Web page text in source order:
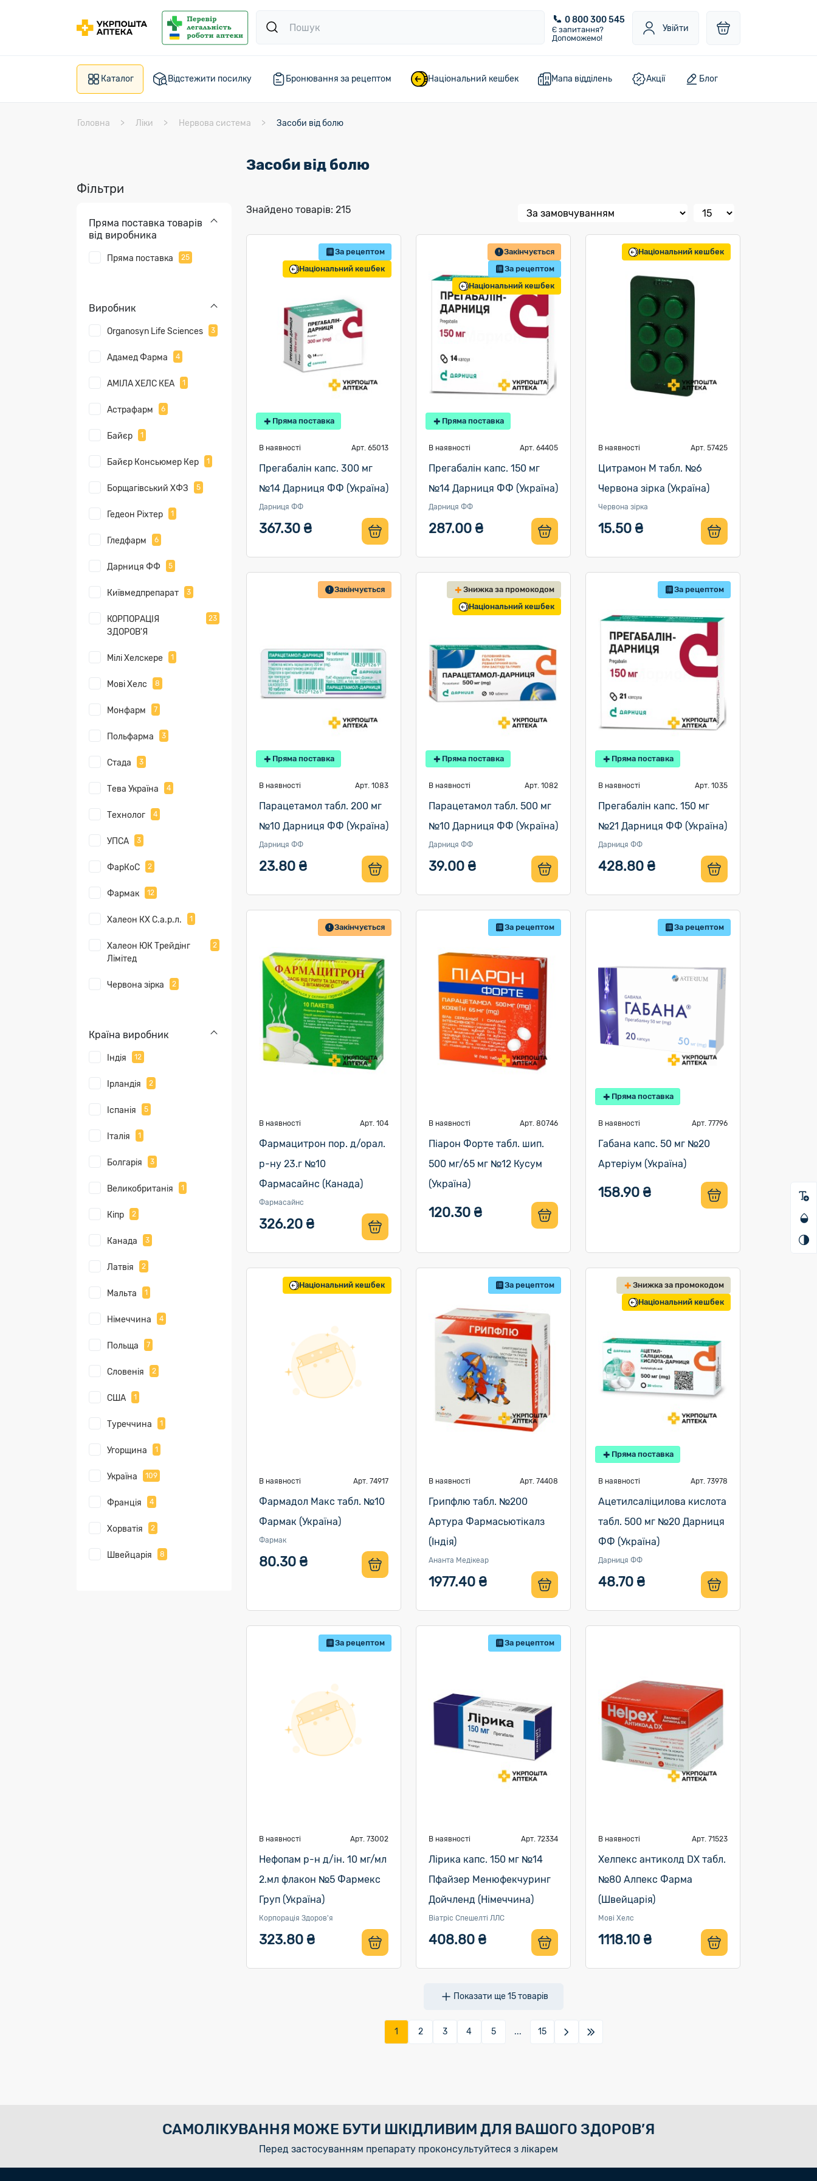
0 800 300 545
Є запитання?
Допоможемо!
Увійти
Каталог Відстежити посилку Бронювання за рецептом Національний кешбек Мапа відділень Акції Блог
Головна Ліки Нервова система Засоби від болю
Фільтри
Пряма поставка товарів
від виробника
Пряма поставка 25
Виробник
Organosyn Life Sciences 3
Адамед Фарма 4
АМІЛА ХЕЛС КЕА 1
Астрафарм 6
Байєр 1
Байєр Консьюмер Кер 1
Борщагівський ХФЗ 5
Гедеон Ріхтер 1
Гледфарм 6
Дарниця ФФ 5
Київмедпрепарат 3
КОРПОРАЦІЯ
ЗДОРОВ'Я
23
Мілі Хелскере 1
Мові Хелс 8
Монфарм 7
Польфарма 3
Стада 3
Тева Україна 4
Технолог 4
УПСА 3
ФарКоС 2
Фармак 12
Халеон КХ С.а.р.л. 1
Халеон ЮК Трейдінг
Лімітед
2
Червона зірка 2
Країна виробник
Індія 12
Ірландія 2
Іспанія 5
Італія 1
Болгарія 3
Великобританія 1
Кіпр 2
Канада 3
Латвія 2
Мальта 1
Німеччина 4
Польща 7
Словенія 2
США 1
Туреччина 1
Угорщина 1
Україна 109
Франція 4
Хорватія 2
Швейцарія 8
Засоби від болю
Знайдено товарів: 215
За рецептом
Національний кешбек
Пряма поставка
В наявності Арт. 65013
Прегабалін капс. 300 мг
№14 Дарниця ФФ (Україна)
Дарниця ФФ
367.30 ₴
Закінчується
За рецептом
Національний кешбек
Пряма поставка
В наявності Арт. 64405
Прегабалін капс. 150 мг
№14 Дарниця ФФ (Україна)
Дарниця ФФ
287.00 ₴
Національний кешбек
В наявності Арт. 57425
Цитрамон М табл. №6
Червона зірка (Україна)
Червона зірка
15.50 ₴
Закінчується
Пряма поставка
В наявності Арт. 1083
Парацетамол табл. 200 мг
№10 Дарниця ФФ (Україна)
Дарниця ФФ
23.80 ₴
Знижка за промокодом
Національний кешбек
Пряма поставка
В наявності Арт. 1082
Парацетамол табл. 500 мг
№10 Дарниця ФФ (Україна)
Дарниця ФФ
39.00 ₴
За рецептом
Пряма поставка
В наявності Арт. 1035
Прегабалін капс. 150 мг
№21 Дарниця ФФ (Україна)
Дарниця ФФ
428.80 ₴
Закінчується
В наявності Арт. 104
Фармацитрон пор. д/орал.
р-ну 23.г №10
Фармасайнс (Канада)
Фармасайнс
326.20 ₴
За рецептом
В наявності Арт. 80746
Піарон Форте табл. шип.
500 мг/65 мг №12 Кусум
(Україна)
120.30 ₴
За рецептом
Пряма поставка
В наявності Арт. 77796
Габана капс. 50 мг №20
Артеріум (Україна)
158.90 ₴
Національний кешбек
В наявності Арт. 74917
Фармадол Макс табл. №10
Фармак (Україна)
Фармак
80.30 ₴
За рецептом
В наявності Арт. 74408
Грипфлю табл. №200
Артура Фармасьютікалз
(Індія)
Ананта Медікеар
1977.40 ₴
Знижка за промокодом
Національний кешбек
Пряма поставка
В наявності Арт. 73978
Ацетилсаліцилова кислота
табл. 500 мг №20 Дарниця
ФФ (Україна)
Дарниця ФФ
48.70 ₴
За рецептом
В наявності Арт. 73002
Нефопам р-н д/ін. 10 мг/мл
2.мл флакон №5 Фармекс
Груп (Україна)
Корпорація Здоров'я
323.80 ₴
За рецептом
В наявності Арт. 72334
Лірика капс. 150 мг №14
Пфайзер Менюфекчуринг
Дойчленд (Німеччина)
Віатріс Спешелті ЛЛС
408.80 ₴
В наявності Арт. 71523
Хелпекс антиколд DX табл.
№80 Алпекс Фарма
(Швейцарія)
Мові Хелс
1118.10 ₴
Показати ще15товарів
1 2 3 4 5 ... 15
САМОЛІКУВАННЯ МОЖЕ БУТИ ШКІДЛИВИМ ДЛЯ ВАШОГО ЗДОРОВ’Я
Перед застосуванням препарату проконсультуйтеся з лікарем